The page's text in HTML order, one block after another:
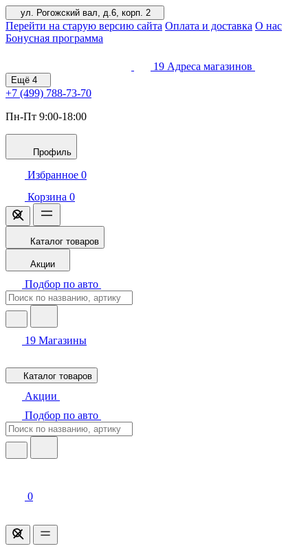
ул. Рогожский вал, д.6, корп. 2
Перейти на старую версию сайта Оплата и доставка О нас
Бонусная программа
19 Адреса магазинов
Ещё 4
+7 (499) 788-73-70
Пн-Пт 9:00-18:00
Профиль
Избранное 0
Корзина 0
Каталог товаров
Акции
Подбор по авто
19 Магазины
Каталог товаров
Акции
Подбор по авто
0